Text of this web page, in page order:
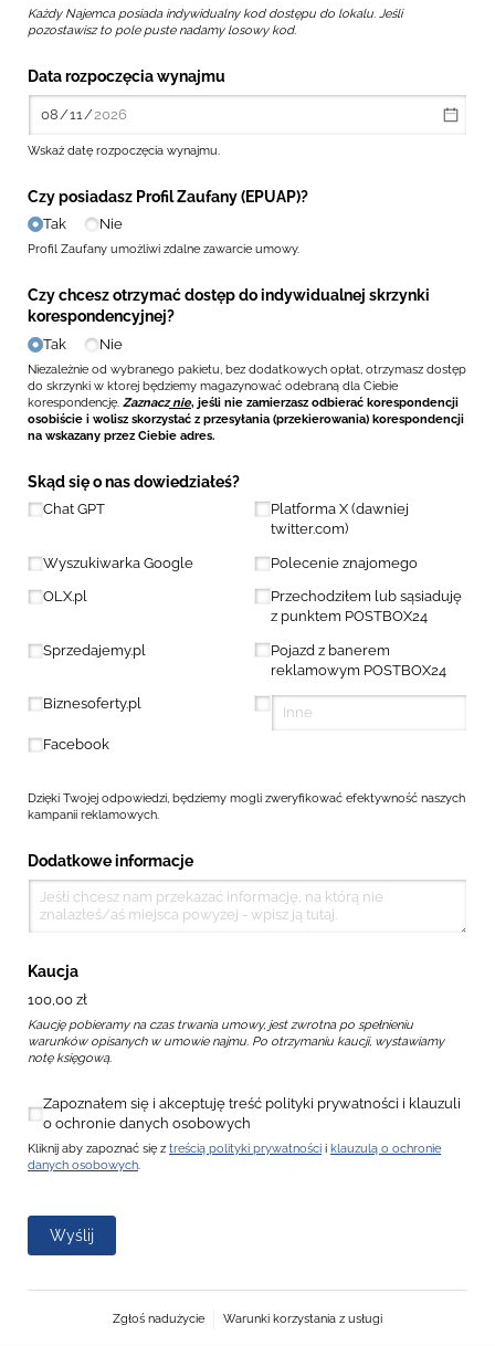
Każdy Najemca posiada indywidualny kod dostępu do lokalu. Jeśli
pozostawisz to pole puste nadamy losowy kod.
Data rozpoczęcia wynajmu
Wskaż datę rozpoczęcia wynajmu.
Czy posiadasz Profil Zaufany (EPUAP)?
Tak Nie
Profil Zaufany umożliwi zdalne zawarcie umowy.
Czy chcesz otrzymać dostęp do indywidualnej skrzynki
korespondencyjnej?
Tak Nie
Niezależnie od wybranego pakietu, bez dodatkowych opłat, otrzymasz dostęp
do skrzynki w ktorej będziemy magazynować odebraną dla Ciebie
korespondencję. Zaznacznie, jeśli nie zamierzasz odbierać korespondencji
osobiście i wolisz skorzystać z przesyłania (przekierowania) korespondencji
na wskazany przez Ciebie adres.
Skąd się o nas dowiedziałeś?
Chat GPT
Wyszukiwarka Google
OLX.pl
Sprzedajemy.pl
Biznesoferty.pl
Facebook
Platforma X (dawniej
twitter.com)
Polecenie znajomego
Przechodziłem lub sąsiaduję
z punktem POSTBOX24
Pojazd z banerem
reklamowym POSTBOX24
Dzięki Twojej odpowiedzi, będziemy mogli zweryfikować efektywność naszych
kampanii reklamowych.
Dodatkowe informacje
Kaucja
100,00 zł
Kaucję pobieramy na czas trwania umowy, jest zwrotna po spełnieniu
warunków opisanych w umowie najmu. Po otrzymaniu kaucji, wystawiamy
notę księgową.
Zapoznałem się i akceptuję treść polityki prywatności i
Zapoznałem się i akceptuję treść polityki prywatności i klauzuli
o ochronie danych osobowych
Kliknij aby zapoznać się z treścią polityki prywatności i klauzulą o ochronie
danych osobowych.
Wyślij
Zgłoś nadużycie Warunki korzystania z usługi